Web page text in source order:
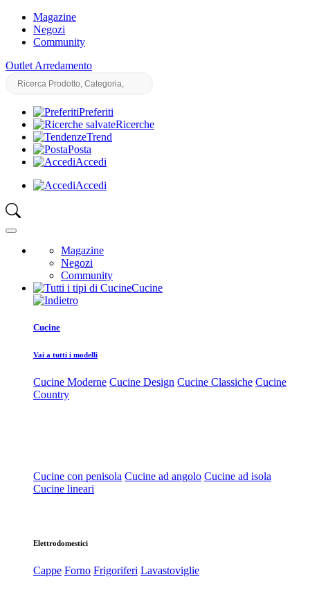
Magazine
Negozi
Community
Outlet Arredamento
Preferiti
Ricerche
Trend
Posta
Accedi
Accedi
Magazine
Negozi
Community
Cucine
Cucine
Vai a tutti i modelli
Cucine Moderne Cucine Design Cucine Classiche Cucine
Country
Cucine con penisola Cucine ad angolo Cucine ad isola
Cucine lineari
Elettrodomestici
Cappe Forno Frigoriferi Lavastoviglie